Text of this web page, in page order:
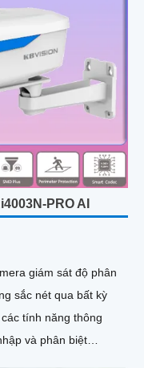
PRO AI
giám sát độ phân
sắc nét qua bất kỳ
tính năng thông
và phân biệt